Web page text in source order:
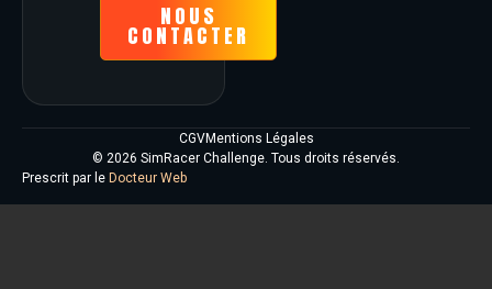
NOUS
CONTACTER
© 2026 SimRacer Challenge. Tous droits réservés.
CGVMentions Légales
Prescrit par le Docteur Web